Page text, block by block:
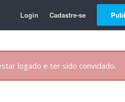
Login Cadastre-se
logado e ter sido convidado.